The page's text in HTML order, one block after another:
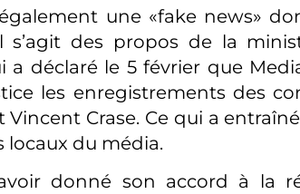
une «fake news»
s’agit des propos de la
a déclaré le 5 février que
les enregistrements des
Vincent Crase. Ce qui a
locaux du média.
donné son accord à la